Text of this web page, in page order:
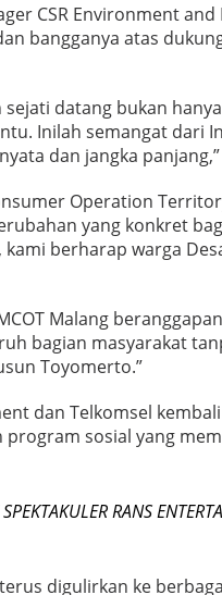
CSR Environment
bangganya atas
sejati datang bukan
Inilah semangat dari
dan jangka
Operation
yang konkret
berharap warga
Malang
bagian masyarakat
Toyomerto.”
dan Telkomsel
sosial yang
RANS
digulirkan ke